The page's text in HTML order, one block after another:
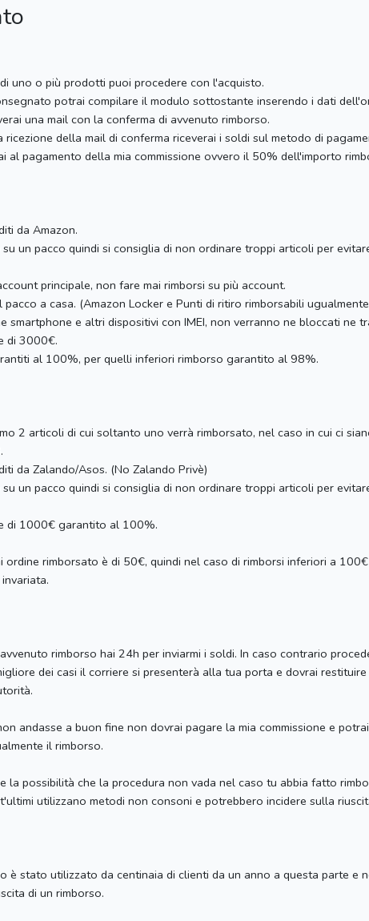
uno o più prodotti puoi procedere con l'acquisto.
potrai compilare il modulo sottostante inserendo i dati
una mail con la conferma di avvenuto rimborso.
della mail di conferma riceverai i soldi sul metodo di
al pagamento della mia commissione ovvero il 50% dell'importo
da Amazon.
un pacco quindi si consiglia di non ordinare troppi articoli per
principale, non fare mai rimborsi su più account.
a casa. (Amazon Locker e Punti di ritiro rimborsabili
smartphone e altri dispositivi con IMEI, non verranno ne bloccati ne
di 3000€.
al 100%, per quelli inferiori rimborso garantito al 98%.
2 articoli di cui soltanto uno verrà rimborsato, nel caso in cui ci
da Zalando/Asos. (No Zalando Privè)
un pacco quindi si consiglia di non ordinare troppi articoli per
di 1000€ garantito al 100%.
ordine rimborsato è di 50€, quindi nel caso di rimborsi inferiori a
rimborso hai 24h per inviarmi i soldi. In caso contrario
dei casi il corriere si presenterà alla tua porta e dovrai
andasse a buon fine non dovrai pagare la mia commissione e
il rimborso.
la possibilità che la procedura non vada nel caso tu abbia fatto
utilizzano metodi non consoni e potrebbero incidere sulla
è stato utilizzato da centinaia di clienti da un anno a questa parte e
di un rimborso.